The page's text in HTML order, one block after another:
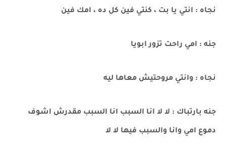
نجاه : انتي يا بت ، كنتي فين كل ده ، امك فين
جنه : امي راحت تزور ابويا
نجاه : وانتي مروحتيش معاها ليه
جنه بارتباك : لا لا انا السبب انا السبب مقدرش اشوف
دموع امي وانا والسبب فيها لا لا